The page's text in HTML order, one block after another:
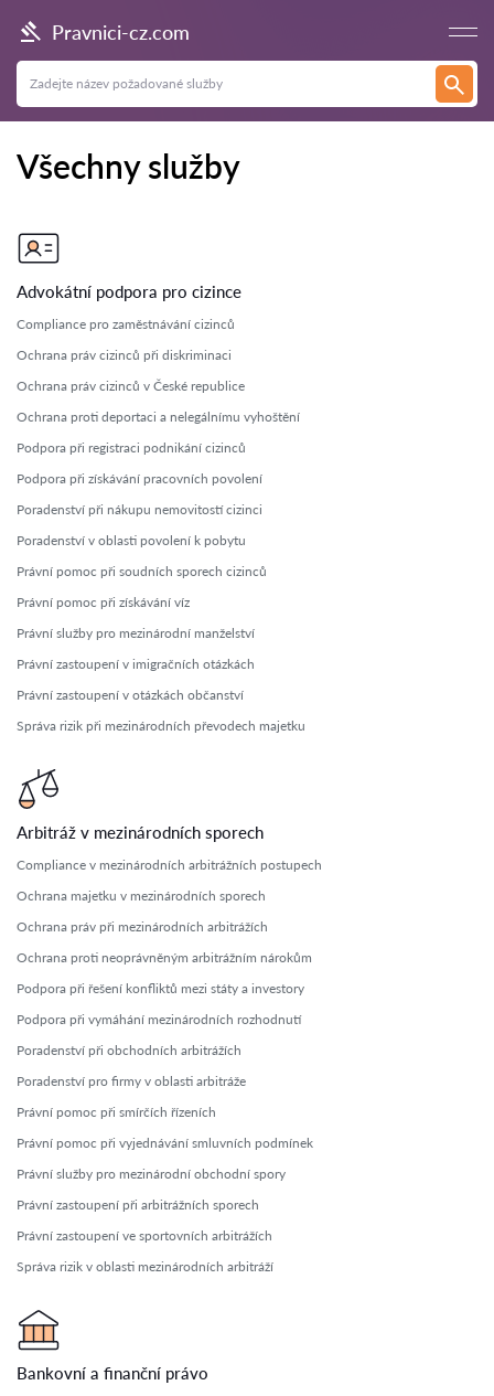
Pravnici-cz.com
Všechny služby
Advokátní podpora pro cizince
Compliance pro zaměstnávání cizinců
Ochrana práv cizinců při diskriminaci
Ochrana práv cizinců v České republice
Ochrana proti deportaci a nelegálnímu vyhoštění
Podpora při registraci podnikání cizinců
Podpora při získávání pracovních povolení
Poradenství při nákupu nemovitostí cizinci
Poradenství v oblasti povolení k pobytu
Právní pomoc při soudních sporech cizinců
Právní pomoc při získávání víz
Právní služby pro mezinárodní manželství
Právní zastoupení v imigračních otázkách
Právní zastoupení v otázkách občanství
Správa rizik při mezinárodních převodech majetku
Arbitráž v mezinárodních sporech
Compliance v mezinárodních arbitrážních postupech
Ochrana majetku v mezinárodních sporech
Ochrana práv při mezinárodních arbitrážích
Ochrana proti neoprávněným arbitrážním nárokům
Podpora při řešení konfliktů mezi státy a investory
Podpora při vymáhání mezinárodních rozhodnutí
Poradenství při obchodních arbitrážích
Poradenství pro firmy v oblasti arbitráže
Právní pomoc při smírčích řízeních
Právní pomoc při vyjednávání smluvních podmínek
Právní služby pro mezinárodní obchodní spory
Právní zastoupení při arbitrážních sporech
Právní zastoupení ve sportovních arbitrážích
Správa rizik v oblasti mezinárodních arbitráží
Bankovní a finanční právo